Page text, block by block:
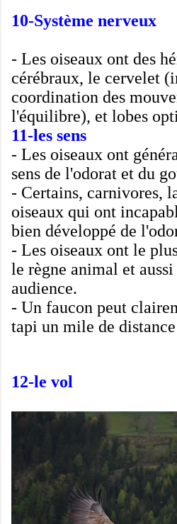
10-Système nerveux
- Les oiseaux ont des
cérébraux, le cervelet
coordination des
l'équilibre), et lobes
11-les sens
- Les oiseaux ont
sens de l'odorat et du
- Certains, carnivores,
oiseaux qui ont
bien développé de
- Les oiseaux ont le
le règne animal et
audience.
- Un faucon peut
tapi un mile de distance
12-le vol